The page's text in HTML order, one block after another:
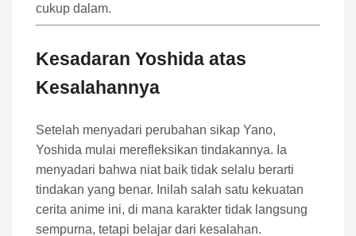
cukup dalam.
Kesadaran Yoshida atas
Kesalahannya
Setelah menyadari perubahan sikap Yano,
Yoshida mulai merefleksikan tindakannya. Ia
menyadari bahwa niat baik tidak selalu berarti
tindakan yang benar. Inilah salah satu kekuatan
cerita anime ini, di mana karakter tidak langsung
sempurna, tetapi belajar dari kesalahan.